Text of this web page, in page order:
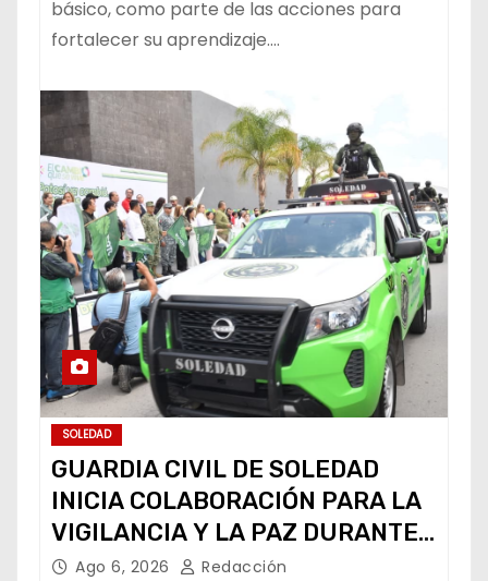
básico, como parte de las acciones para
fortalecer su aprendizaje.…
SOLEDAD
GUARDIA CIVIL DE SOLEDAD
INICIA COLABORACIÓN PARA LA
VIGILANCIA Y LA PAZ DURANTE
LA FENAPO
Ago 6, 2026 Redacción